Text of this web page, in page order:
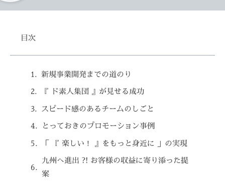
目次
新規事業開発までの道のり
『 ド素人集団 』が見せる成功
スピード感のあるチームのしごと
とっておきのプロモーション事例
「 『 楽しい！ 』をもっと身近に 」の実現
九州へ進出 ?! お客様の収益に寄り添った提
案